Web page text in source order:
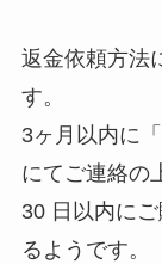
返金依頼方法
す。
3ヶ月以内に
にてご連絡の
30 日以内に
るようです。